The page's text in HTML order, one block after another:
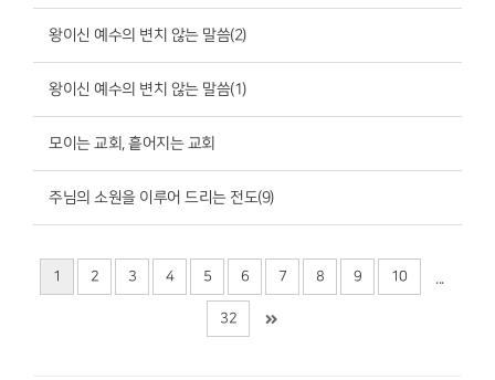
왕이신 예수의 변치 않는 말씀(2)
왕이신 예수의 변치 않는 말씀(1)
모이는 교회, 흩어지는 교회
주님의 소원을 이루어 드리는 전도(9)
1 2 3 4 5 6 7 8 9 10 ...
32